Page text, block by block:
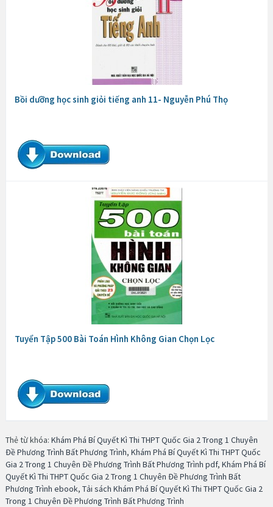
Bồi dưỡng học sinh giỏi tiếng anh 11- Nguyễn Phú Thọ
Tuyển Tập 500 Bài Toán Hình Không Gian Chọn Lọc
Thẻ từ khóa: Khám Phá Bí Quyết Kì Thi THPT Quốc Gia 2 Trong 1 Chuyên
Đề Phương Trình Bất Phương Trình, Khám Phá Bí Quyết Kì Thi THPT Quốc
Gia 2 Trong 1 Chuyên Đề Phương Trình Bất Phương Trình pdf, Khám Phá Bí
Quyết Kì Thi THPT Quốc Gia 2 Trong 1 Chuyên Đề Phương Trình Bất
Phương Trình ebook, Tải sách Khám Phá Bí Quyết Kì Thi THPT Quốc Gia 2
Trong 1 Chuyên Đề Phương Trình Bất Phương Trình